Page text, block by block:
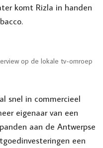
komt Rizla in handen
op de lokale tv-omroep
snel in commercieel
eigenaar van een
aan de Antwerpse
een